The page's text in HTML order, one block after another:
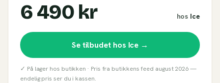
6 490 kr hos Ice
Se tilbudet hos Ice →
✓ På lager hos butikken · Pris fra butikkens feed august 2026—
endelig pris ser du i kassen.